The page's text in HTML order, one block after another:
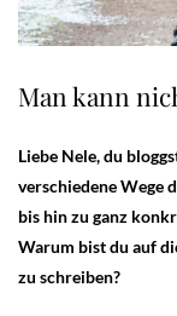
Man kann
Liebe Nele, du
verschiedene Wege
bis hin zu ganz
Warum bist du auf
zu schreiben?